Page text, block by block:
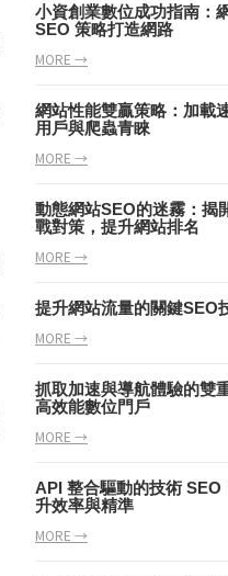
小資創業數位成功指南：
SEO 策略打造網路
MORE →
網站性能雙贏策略：加載
用戶與爬蟲青睞
MORE →
動態網站SEO的迷霧：揭
戰對策，提升網站排名
MORE →
提升網站流量的關鍵SEO
MORE →
抓取加速與導航體驗的雙
高效能數位門戶
MORE →
API 整合驅動的技術 SEO
升效率與精準
MORE →